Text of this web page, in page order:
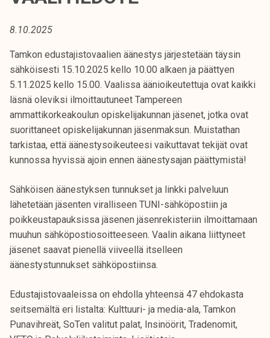
o
r
k
e
a
k
o
u
u
n
o
p
i
s
e
l
i
8.10.2025
Tamkon edustajistovaalien äänestys järjestetään täysin
sähköisesti 15.10.2025 kello 10.00 alkaen ja päättyen
5.11.2025 kello 15.00. Vaalissa äänioikeutettuja ovat kaikki
läsnä oleviksi ilmoittautuneet Tampereen
ammattikorkeakoulun opiskelijakunnan jäsenet, jotka ovat
suorittaneet opiskelijakunnan jäsenmaksun. Muistathan
tarkistaa, että äänestysoikeuteesi vaikuttavat tekijät ovat
kunnossa hyvissä ajoin ennen äänestysajan päättymistä!
Sähköisen äänestyksen tunnukset ja linkki palveluun
lähetetään jäsenten viralliseen TUNI-sähköpostiin ja
poikkeustapauksissa jäsenen jäsenrekisteriin ilmoittamaan
muuhun sähköpostiosoitteeseen. Vaalin aikana liittyneet
jäsenet saavat pienellä viiveellä itselleen
äänestystunnukset sähköpostiinsa.
Edustajistovaaleissa on ehdolla yhteensä 47 ehdokasta
seitsemältä eri listalta: Kulttuuri- ja media-ala, Tamkon
Punavihreät, SoTen valitut palat, Insinöörit, Tradenomit,